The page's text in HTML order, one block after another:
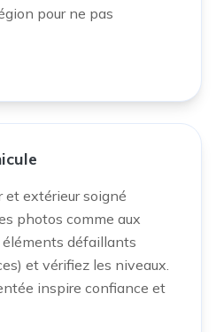
pour ne pas
extérieur soigné
photos comme aux
défaillants
et vérifiez les niveaux.
inspire confiance et